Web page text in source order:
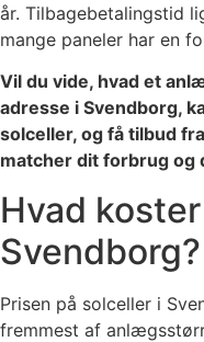
år. Tilbagebetalingstid
mange paneler har en
Vil du vide, hvad et
adresse i Svendborg,
solceller, og få tilbud
matcher dit forbrug og
Hvad
Svendborg?
Prisen på solceller i
fremmest af